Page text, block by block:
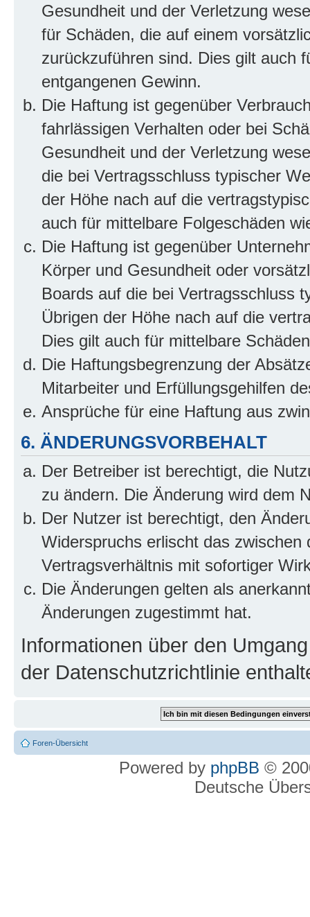
Gesundheit und der Verletzung
für Schäden, die auf einem
zurückzuführen sind. Dies gilt auch
entgangenen Gewinn.
Die Haftung ist gegenüber
fahrlässigen Verhalten oder bei
Gesundheit und der Verletzung
die bei Vertragsschluss typischer
der Höhe nach auf die
auch für mittelbare Folgeschäden
Die Haftung ist gegenüber
Körper und Gesundheit oder
Boards auf die bei Vertragsschluss
Übrigen der Höhe nach auf die
Dies gilt auch für mittelbare
Die Haftungsbegrenzung der
Mitarbeiter und Erfüllungsgehilfen
Ansprüche für eine Haftung aus
6. ÄNDERUNGSVORBEHALT
Der Betreiber ist berechtigt, die
zu ändern. Die Änderung wird dem
Der Nutzer ist berechtigt, den
Widerspruchs erlischt das
Vertragsverhältnis mit sofortiger
Die Änderungen gelten als
Änderungen zugestimmt hat.
Informationen über den
der Datenschutzrichtlinie
Foren-Übersicht
Powered by phpBB ©
Deutsche